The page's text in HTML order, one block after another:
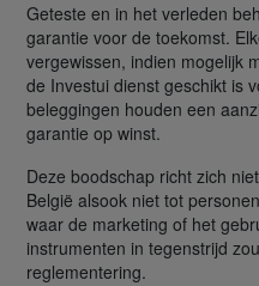
Geteste en in het verleden
garantie voor de toekomst.
vergewissen, indien mogelijk
de Investui dienst geschikt is
beleggingen houden een
garantie op winst.
Deze boodschap richt zich
België alsook niet tot
waar de marketing of het
instrumenten in tegenstrijd
reglementering.